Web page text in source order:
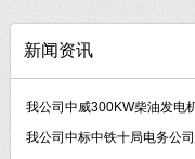
新闻资讯
我公司中威300KW柴油发电
我公司中标中铁十局电务公